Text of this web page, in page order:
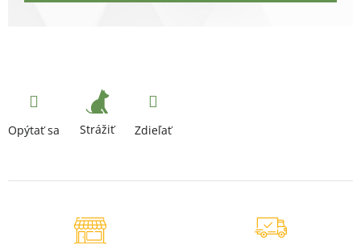
Opýtať sa Strážiť Zdieľať